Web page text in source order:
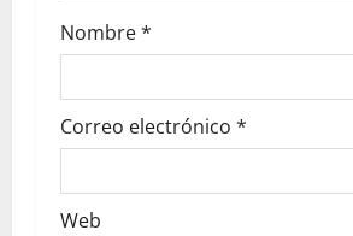
Nombre*
Correo electrónico *
Web